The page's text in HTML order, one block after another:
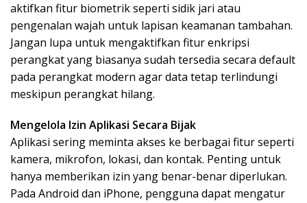
aktifkan fitur biometrik seperti sidik jari atau
pengenalan wajah untuk lapisan keamanan tambahan.
Jangan lupa untuk mengaktifkan fitur enkripsi
perangkat yang biasanya sudah tersedia secara default
pada perangkat modern agar data tetap terlindungi
meskipun perangkat hilang.
Mengelola Izin Aplikasi Secara Bijak
Aplikasi sering meminta akses ke berbagai fitur seperti
kamera, mikrofon, lokasi, dan kontak. Penting untuk
hanya memberikan izin yang benar-benar diperlukan.
Pada Android dan iPhone, pengguna dapat mengatur